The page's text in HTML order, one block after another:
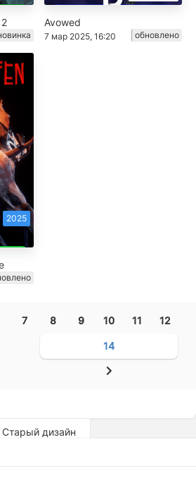
Avowed
7 мар 2025, 16:20 обновлено
2025
7 8 9 10 11 12
14
Старый дизайн